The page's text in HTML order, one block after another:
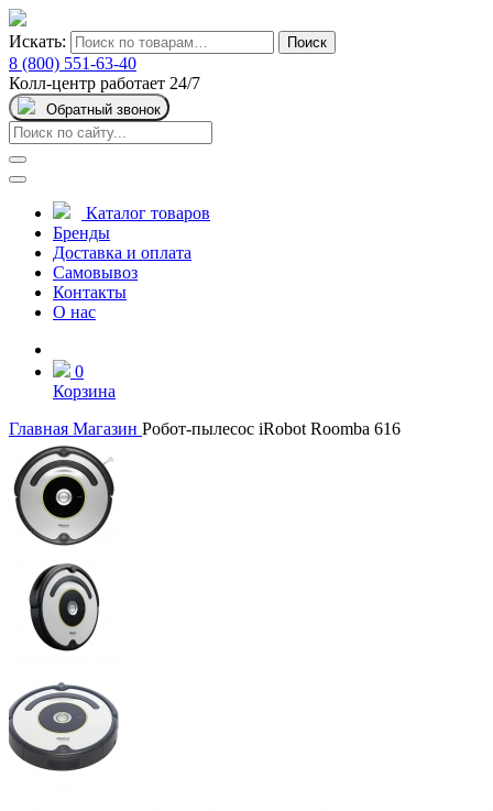
Искать: Поиск
8 (800) 551-63-40
Колл-центр работает 24/7
Обратный звонок
Каталог товаров
Бренды
Доставка и оплата
Самовывоз
Контакты
О нас
0
Корзина
Главная Магазин Робот-пылесос iRobot Roomba 616